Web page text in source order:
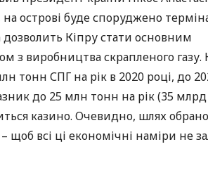
на острові буде споруджено
Кіпру стати основним
з виробництва скрапленого газу.
тонн СПГ на рік в 2020 році, до
до 25 млн тонн на рік (35 млрд
казино. Очевидно, шлях обрано
щоб всі ці економічні наміри не